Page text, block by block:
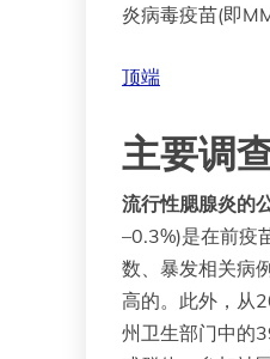
炎病毒疫苗(即
顶端
主要调
流行性腮腺炎的
–0.3%)是在前疫
数、暴发相关病
高的。此外，从
州卫生部门中的